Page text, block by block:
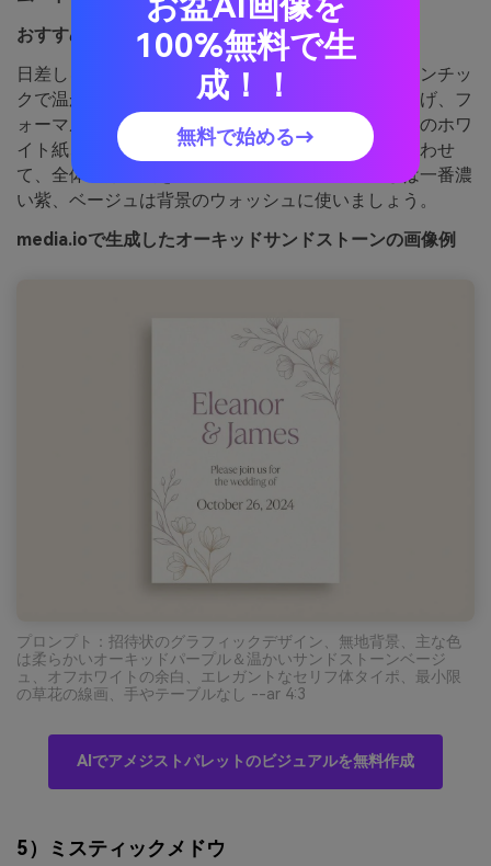
おすすめ用途：結婚式招待状・ステーショナリー
日差しを受ける石の上の蘭の花びらのような、ロマンチッ
クで温かみのある配色。モーヴベージュが紫を和らげ、フ
ォーマルなのに親しみやすい印象。テクスチャ入りのホワ
イト紙、カッパーや控えめなトープの封筒などと合わせ
て、全体の雰囲気を統一。ヒント：名前・見出しは一番濃
い紫、ベージュは背景のウォッシュに使いましょう。
media.ioで生成したオーキッドサンドストーンの画像例
プロンプト：招待状のグラフィックデザイン、無地背景、主な色
は柔らかいオーキッドパープル＆温かいサンドストーンベージ
ュ、オフホワイトの余白、エレガントなセリフ体タイポ、最小限
の草花の線画、手やテーブルなし --ar 4:3
AIでアメジストパレットのビジュアルを無料作成
5）ミスティックメドウ
100%無料で生
成！！
無料で始める→